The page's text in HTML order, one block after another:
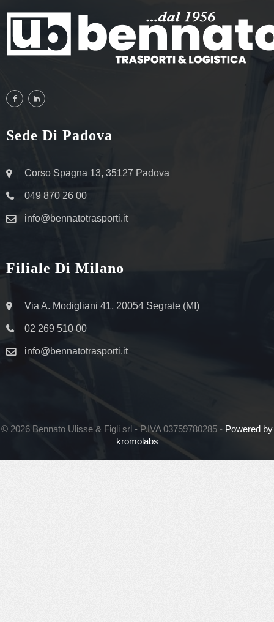
Sede Di Padova
Corso Spagna 13, 35127 Padova
049 870 26 00
info@bennatotrasporti.it
Filiale Di Milano
Via A. Modigliani 41, 20054 Segrate (MI)
02 269 510 00
info@bennatotrasporti.it
© 2026 Bennato Ulisse & Figli srl - P.IVA 03759780285 - Powered by
kromolabs